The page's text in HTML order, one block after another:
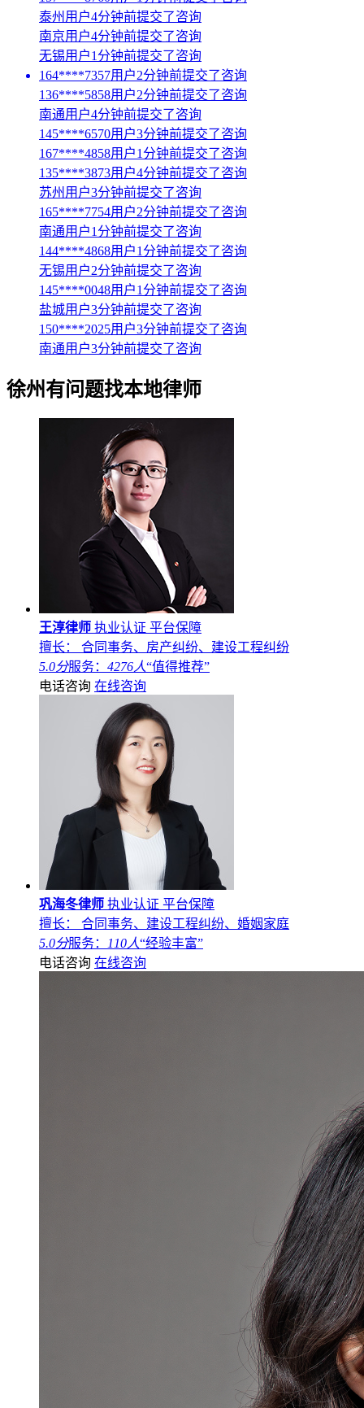
泰州用户4分钟前提交了咨询
南京用户4分钟前提交了咨询
无锡用户1分钟前提交了咨询
164****7357用户2分钟前提交了咨询
136****5858用户2分钟前提交了咨询
南通用户4分钟前提交了咨询
145****6570用户3分钟前提交了咨询
167****4858用户1分钟前提交了咨询
135****3873用户4分钟前提交了咨询
苏州用户3分钟前提交了咨询
165****7754用户2分钟前提交了咨询
南通用户1分钟前提交了咨询
144****4868用户1分钟前提交了咨询
无锡用户2分钟前提交了咨询
145****0048用户1分钟前提交了咨询
盐城用户3分钟前提交了咨询
150****2025用户3分钟前提交了咨询
南通用户3分钟前提交了咨询
徐州有问题找本地律师
王淳律师 执业认证 平台保障
擅长： 合同事务、房产纠纷、建设工程纠纷
5.0分服务： 4276人“值得推荐”
电话咨询 在线咨询
巩海冬律师 执业认证 平台保障
擅长： 合同事务、建设工程纠纷、婚姻家庭
5.0分服务： 110人“经验丰富”
电话咨询 在线咨询